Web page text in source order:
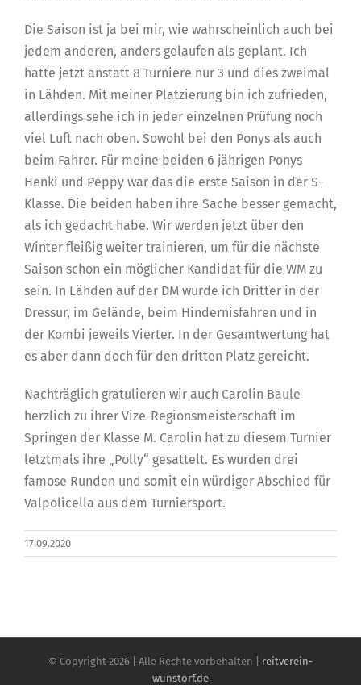
Die Saison ist ja bei mir, wie wahrscheinlich auch bei
jedem anderen, anders gelaufen als geplant. Ich
hatte jetzt anstatt 8 Turniere nur 3 und dies zweimal
in Lähden. Mit meiner Platzierung bin ich zufrieden,
allerdings sehe ich in jeder einzelnen Prüfung noch
viel Luft nach oben. Sowohl bei den Ponys als auch
beim Fahrer. Für meine beiden 6 jährigen Ponys
Henki und Peppy war das die erste Saison in der S-
Klasse. Die beiden haben ihre Sache besser gemacht,
als ich gedacht habe. Wir werden jetzt über den
Winter fleißig weiter trainieren, um für die nächste
Saison schon ein möglicher Kandidat für die WM zu
sein. In Lähden auf der DM wurde ich Dritter in der
Dressur, im Gelände, beim Hindernisfahren und in
der Kombi jeweils Vierter. In der Gesamtwertung hat
es aber dann doch für den dritten Platz gereicht.
Nachträglich gratulieren wir auch Carolin Baule
herzlich zu ihrer Vize-Regionsmeisterschaft im
Springen der Klasse M. Carolin hat zu diesem Turnier
letztmals ihre „Polly“ gesattelt. Es wurden drei
famose Runden und somit ein würdiger Abschied für
Valpolicella aus dem Turniersport.
17.09.2020
© Copyright 2026 | Alle Rechte vorbehalten | reitverein-
wunstorf.de